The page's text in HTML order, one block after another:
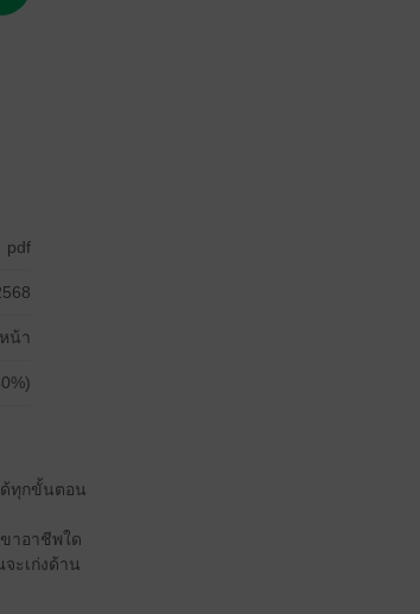
pdf
น้า
ด้ทุกขั้นตอน
าอาชีพใด
ะเก่งด้าน